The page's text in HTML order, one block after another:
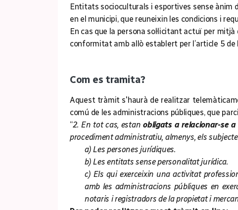
Entitats socioculturals i esportives sense ànim
en el municipi, que reuneixin les condicions i
En cas que la persona sol·licitant actuï per
conformitat amb allò establert per l’article 5 de
Com es tramita?
Aquest tràmit s'haurà de realitzar
comú de les administracions públiques, que
“2. En tot cas, estanobligats a relacionar-se
procediment administratiu, almenys, els
a) Les persones jurídiques.
b) Les entitats sense personalitat jurídica.
c) Els qui exerceixin una activitat
amb les administracions públiques en
notaris i registradors de la propietat i